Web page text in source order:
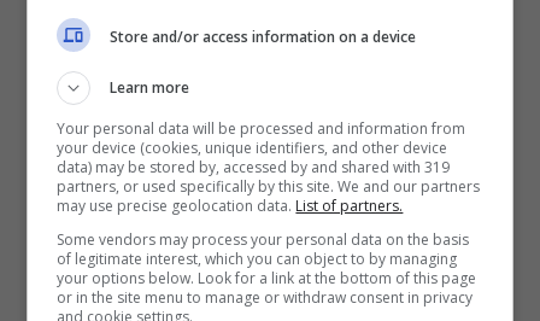
Ritorno Schumacher, alla
fine è saltato tutto
Ritorno in pista solo sfioratoper il figlio
d’arte che da anni spera di poter lasciare il
segno in Formula 1. Invece il pilota figlio
Store and/or access information on a device
Learn more
Your personal data will be processed and information from
your device (cookies, unique identifiers, and other device
data) may be stored by, accessed by and shared with 319
partners, or used specifically by this site. We and our partners
may use precise geolocation data. List of partners.
Some vendors may process your personal data on the basis
of legitimate interest, which you can object to by managing
your options below. Look for a link at the bottom of this page
or in the site menu to manage or withdraw consent in privacy
and cookie settings.